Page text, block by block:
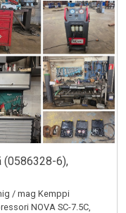
(0586328-6),
/ mag Kemppi
NOVA SC-7.5C,